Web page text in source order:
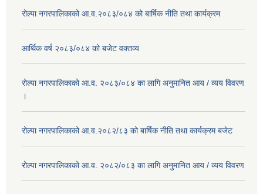
रोल्पा नगरपालिकाको आ.व.२०८३/०८४ को बार्षिक नीति तथा कार्यक्रम
आर्थिक वर्ष २०८३/०८४ को बजेट वक्तव्य
रोल्पा नगरपालिकाको आ.व. २०८३/०८४ का लागि अनुमानित आय / व्यय विवरण
।
रोल्पा नगरपालिकाको आ.व.२०८२/८३ को बार्षिक नीति तथा कार्यक्रम बजेट
रोल्पा नगरपालिकाको आ.व. २०८२/०८३ का लागि अनुमानित आय / व्यय विवरण